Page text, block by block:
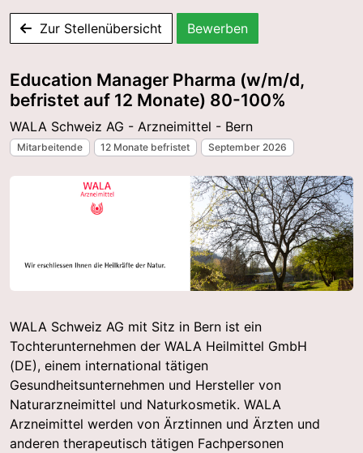
Zur Stellenübersicht Bewerben
Education Manager Pharma (w/m/d,
befristet auf 12 Monate) 80-100%
WALA Schweiz AG - Arzneimittel - Bern
Mitarbeitende 12 Monate befristet September 2026
WALA Schweiz AG mit Sitz in Bern ist ein
Tochterunternehmen der WALA Heilmittel GmbH
(DE), einem international tätigen
Gesundheitsunternehmen und Hersteller von
Naturarzneimittel und Naturkosmetik. WALA
Arzneimittel werden von Ärztinnen und Ärzten und
anderen therapeutisch tätigen Fachpersonen